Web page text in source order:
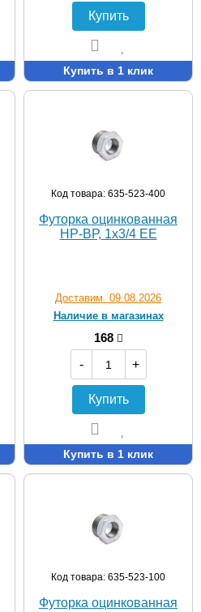
Купить
Купить в 1 клик
Код товара: 635-523-400
Футорка оцинкованная
НР-ВР, 1х3/4 EE
Доставим 09.08.2026
Наличие в магазинах
168
-
+
Купить
Купить в 1 клик
Код товара: 635-523-100
Футорка оцинкованная